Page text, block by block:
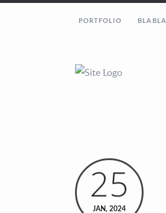
PORTFOLIO BLABLA
25
JAN, 2024